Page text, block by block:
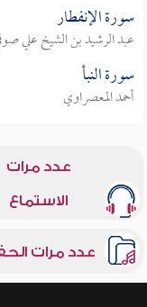
سورة الإنفطار
عبد الرشيد بن الشيخ علي
سورة النبأ
أحمد المعصراوي
عدد مرات
الاستماع
عدد مرات